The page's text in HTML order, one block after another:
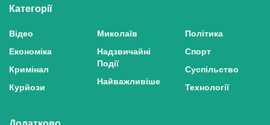
Категорії
Відео
Економіка
Кримінал
Курйози
Миколаїв
Надзвичайні
Події
Найважливіше
Політика
Спорт
Суспільство
Технології